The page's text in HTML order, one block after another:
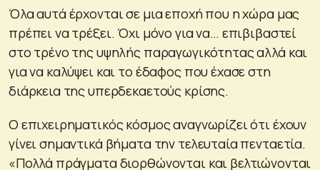
Όλα αυτά έρχονται σε μια εποχή που η χώρα μας
πρέπει να τρέξει. Όχι μόνο για να… επιβιβαστεί
στο τρένο της υψηλής παραγωγικότητας αλλά και
για να καλύψει και το έδαφος που έχασε στη
διάρκεια της υπερδεκαετούς κρίσης.
Ο επιχειρηματικός κόσμος αναγνωρίζει ότι έχουν
γίνει σημαντικά βήματα την τελευταία πενταετία.
«Πολλά πράγματα διορθώνονται και βελτιώνονται